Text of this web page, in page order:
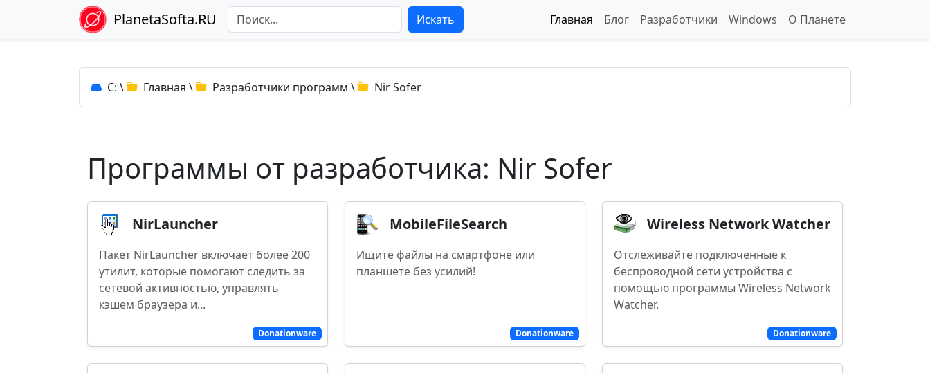
PlanetaSofta.RU Искать Главная Блог Разработчики Windows О Планете
C: \ Главная \ Разработчики программ \ Nir Sofer
Программы от разработчика: Nir Sofer
Donationware
NirLauncher
Пакет NirLauncher включает более 200
утилит, которые помогают следить за
сетевой активностью, управлять
кэшем браузера и...
Donationware
MobileFileSearch
Ищите файлы на смартфоне или
планшете без усилий!
Donationware
Wireless Network Watcher
Отслеживайте подключенные к
беспроводной сети устройства с
помощью программы Wireless Network
Watcher.